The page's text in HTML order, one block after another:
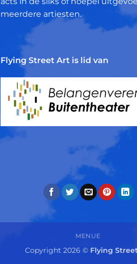
meerdere artiesten.
Flying Street Art is lid van
MENUE
Copyright 2026 © Flying